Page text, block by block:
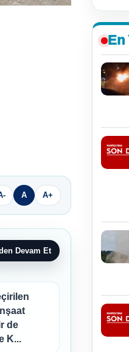
A A+
Devam Et
de
K...
En